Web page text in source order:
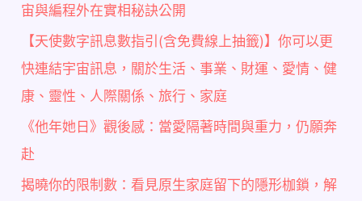
宙與編程外在實相秘訣公開
【天使數字訊息數指引(含免費線上抽籤)】你可以更
快連結宇宙訊息，關於生活、事業、財運、愛情、健
康、靈性、人際關係、旅行、家庭
《他年她日》觀後感：當愛隔著時間與重力，仍願奔
赴
揭曉你的限制數：看見原生家庭留下的隱形枷鎖，解